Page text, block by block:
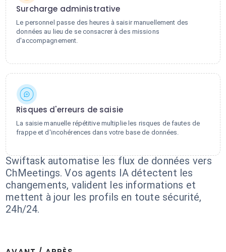
Surcharge administrative
Le personnel passe des heures à saisir manuellement des
données au lieu de se consacrer à des missions
d'accompagnement.
Risques d'erreurs de saisie
La saisie manuelle répétitive multiplie les risques de fautes de
frappe et d'incohérences dans votre base de données.
Swiftask automatise les flux de données vers
ChMeetings. Vos agents IA détectent les
changements, valident les informations et
mettent à jour les profils en toute sécurité,
24h/24.